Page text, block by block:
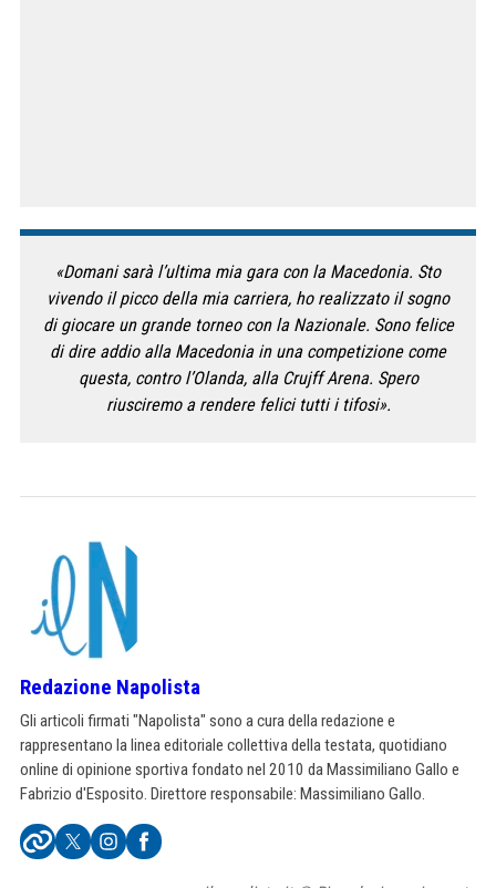
«Domani sarà l’ultima mia gara con la Macedonia. Sto
vivendo il picco della mia carriera, ho realizzato il sogno
di giocare un grande torneo con la Nazionale. Sono felice
di dire addio alla Macedonia in una competizione come
questa, contro l’Olanda, alla Crujff Arena. Spero
riusciremo a rendere felici tutti i tifosi».
Redazione Napolista
Gli articoli firmati "Napolista" sono a cura della redazione e
rappresentano la linea editoriale collettiva della testata, quotidiano
online di opinione sportiva fondato nel 2010 da Massimiliano Gallo e
Fabrizio d'Esposito. Direttore responsabile: Massimiliano Gallo.